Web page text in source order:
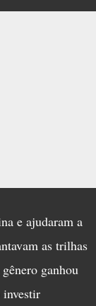
e ajudaram a
as trilhas
ganhou